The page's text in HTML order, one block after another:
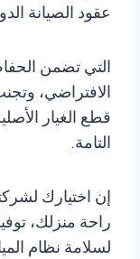
عقود الصيانة
التي تضمن
الافتراضي،
قطع الغيار
التامة.
إن اختيارك
راحة منزلك،
لسلامة نظام